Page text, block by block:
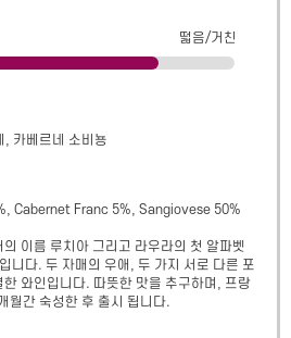
떫음/거친
, 카베르네 소비뇽
Cabernet Franc 5%, Sangiovese 50%
이름 루치아 그리고 라우라의 첫 알파벳
니다. 두 자매의 우애, 두 가지 서로 다른 포
와인입니다. 따뜻한 맛을 추구하며, 프랑
월간 숙성한 후 출시 됩니다.